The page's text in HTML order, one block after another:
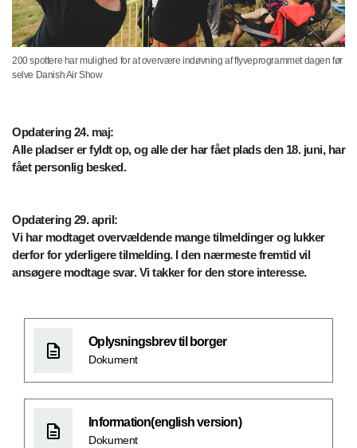
200 spottere har mulighed for at overvære indøvning af flyveprogrammet dagen før
selve Danish Air Show
Opdatering 24. maj:
Alle pladser er fyldt op, og alle der har fået plads den 18. juni, har
fået personlig besked.
Opdatering 29. april:
Vi har modtaget overvældende mange tilmeldinger og lukker
derfor for yderligere tilmelding. I den nærmeste fremtid vil
ansøgere modtage svar. Vi takker for den store interesse.
Oplysningsbrev til borger
Dokument
Information(english version)
Dokument